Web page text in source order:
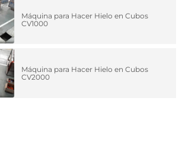
Máquina para Hacer Hielo en Cubos
CV1000
Máquina para Hacer Hielo en Cubos
CV2000